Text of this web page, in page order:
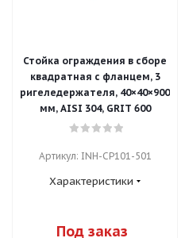
Стойка ограждения в сборе
квадратная с фланцем, 3
ригеледержателя, 40×40×900
мм, AISI 304, GRIT 600
Артикул: INH-CP101-501
Характеристики
Под заказ